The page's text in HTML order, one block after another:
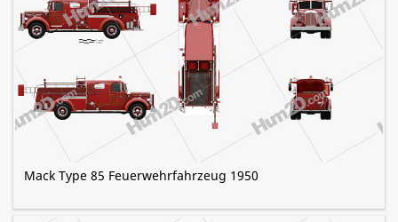
Mack Type 85 Feuerwehrfahrzeug 1950